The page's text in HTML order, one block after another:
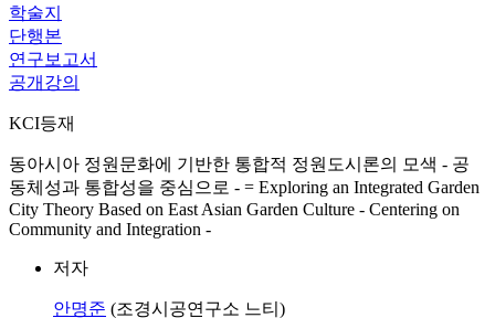
학술지
단행본
연구보고서
공개강의
KCI등재
동아시아 정원문화에 기반한 통합적 정원도시론의 모색 - 공
동체성과 통합성을 중심으로 - = Exploring an Integrated Garden
City Theory Based on East Asian Garden Culture - Centering on
Community and Integration -
저자
안명준 (조경시공연구소 느티)